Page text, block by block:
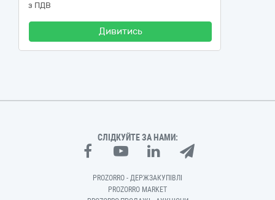
з ПДВ
Дивитись
СЛІДКУЙТЕ ЗА НАМИ:
PROZORRO - ДЕРЖЗАКУПІВЛІ
PROZORRO MARKET